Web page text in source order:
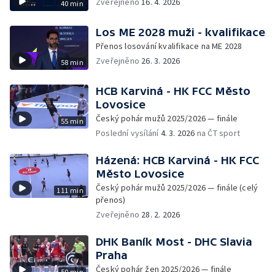
40 min
58 min
Los ME 2028 muži - kvalifikace
Přenos losování kvalifikace na ME 2028
Zveřejněno 26. 3. 2026
55 min
HCB Karviná - HK FCC Město
Lovosice
Český pohár mužů 2025/2026 — finále
Poslední vysílání4. 3. 2026 na ČT sport
111 min
Házená: HCB Karviná - HK FCC
Město Lovosice
Český pohár mužů 2025/2026 — finále (celý
přenos)
Zveřejněno 28. 2. 2026
DHK Baník Most - DHC Slavia
Praha
Český pohár žen 2025/2026 — finále